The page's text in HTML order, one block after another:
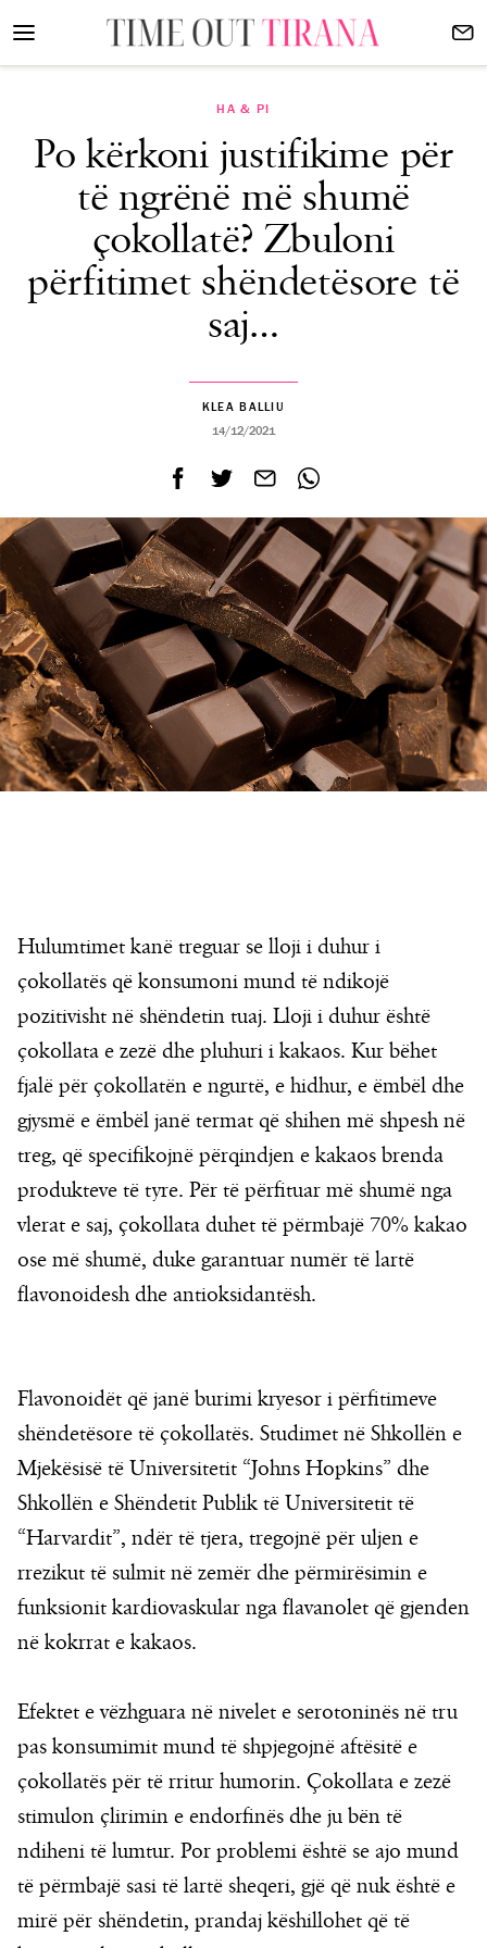
HA & PI
Po kërkoni justifikime për
të ngrënë më shumë
çokollatë? Zbuloni
përfitimet shëndetësore të
saj…
KLEA BALLIU
14/12/2021
Hulumtimet kanë treguar se lloji i duhur i
çokollatës që konsumoni mund të ndikojë
pozitivisht në shëndetin tuaj. Lloji i duhur është
çokollata e zezë dhe pluhuri i kakaos. Kur bëhet
fjalë për çokollatën e ngurtë, e hidhur, e ëmbël dhe
gjysmë e ëmbël janë termat që shihen më shpesh në
treg, që specifikojnë përqindjen e kakaos brenda
produkteve të tyre. Për të përfituar më shumë nga
vlerat e saj, çokollata duhet të përmbajë 70% kakao
ose më shumë, duke garantuar numër të lartë
flavonoidesh dhe antioksidantësh.
Flavonoidët që janë burimi kryesor i përfitimeve
shëndetësore të çokollatës. Studimet në Shkollën e
Mjekësisë të Universitetit “Johns Hopkins” dhe
Shkollën e Shëndetit Publik të Universitetit të
“Harvardit”, ndër të tjera, tregojnë për uljen e
rrezikut të sulmit në zemër dhe përmirësimin e
funksionit kardiovaskular nga flavanolet që gjenden
në kokrrat e kakaos.
Efektet e vëzhguara në nivelet e serotoninës në tru
pas konsumimit mund të shpjegojnë aftësitë e
çokollatës për të rritur humorin. Çokollata e zezë
stimulon çlirimin e endorfinës dhe ju bën të
ndiheni të lumtur. Por problemi është se ajo mund
të përmbajë sasi të lartë sheqeri, gjë që nuk është e
mirë për shëndetin, prandaj këshillohet që të